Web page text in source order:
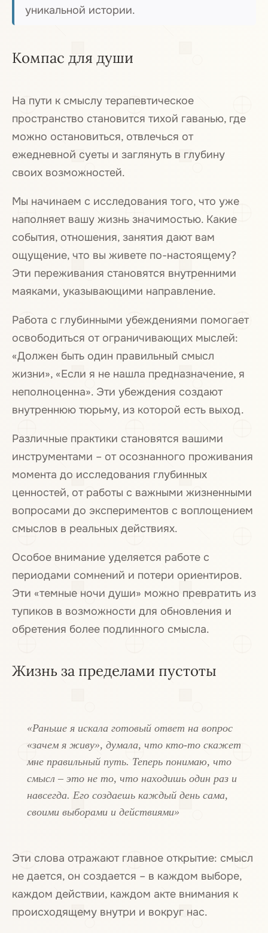
уникальной истории.
Компас для души
На пути к смыслу терапевтическое
пространство становится тихой гаванью, где
можно остановиться, отвлечься от
ежедневной суеты и заглянуть в глубину
своих возможностей.
Мы начинаем с исследования того, что уже
наполняет вашу жизнь значимостью. Какие
события, отношения, занятия дают вам
ощущение, что вы живете по-настоящему?
Эти переживания становятся внутренними
маяками, указывающими направление.
Работа с глубинными убеждениями помогает
освободиться от ограничивающих мыслей:
«Должен быть один правильный смысл
жизни», «Если я не нашла предназначение, я
неполноценна». Эти убеждения создают
внутреннюю тюрьму, из которой есть выход.
Различные практики становятся вашими
инструментами – от осознанного проживания
момента до исследования глубинных
ценностей, от работы с важными жизненными
вопросами до экспериментов с воплощением
смыслов в реальных действиях.
Особое внимание уделяется работе с
периодами сомнений и потери ориентиров.
Эти «темные ночи души» можно превратить из
тупиков в возможности для обновления и
обретения более подлинного смысла.
Жизнь за пределами пустоты
«Раньше я искала готовый ответ на вопрос
«зачем я живу», думала, что кто-то скажет
мне правильный путь. Теперь понимаю, что
смысл – это не то, что находишь один раз и
навсегда. Его создаешь каждый день сама,
своими выборами и действиями»
Эти слова отражают главное открытие: смысл
не дается, он создается – в каждом выборе,
каждом действии, каждом акте внимания к
происходящему внутри и вокруг нас.